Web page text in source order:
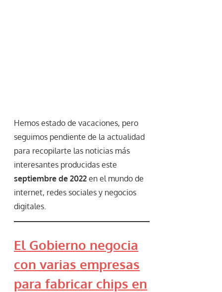
Hemos estado de vacaciones, pero
seguimos pendiente de la actualidad
para recopilarte las noticias más
interesantes producidas este
septiembre de 2022 en el mundo de
internet, redes sociales y negocios
digitales.
El Gobierno negocia
con varias empresas
para fabricar chips en